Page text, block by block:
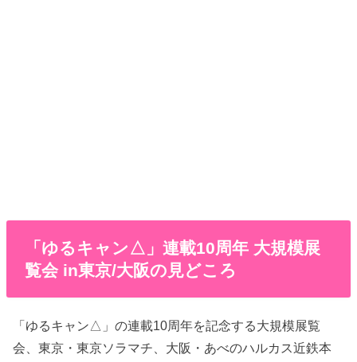
「ゆるキャン△」連載10周年 大規模展
覧会 in東京/大阪の見どころ
「ゆるキャン△」の連載10周年を記念する大規模展覧
会、東京・東京ソラマチ、大阪・あべのハルカス近鉄本